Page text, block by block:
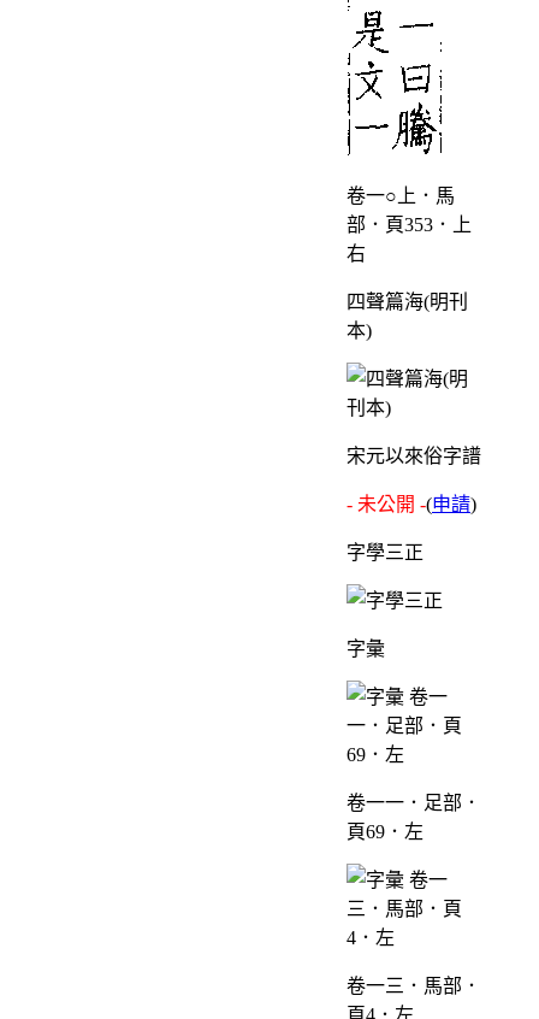
卷一○上．馬
部．頁353．上
右
四聲篇海(明刊
本)
宋元以來俗字譜
- 未公開 -(申請)
字學三正
字彙
卷一一．足部．
頁69．左
卷一三．馬部．
頁4．左